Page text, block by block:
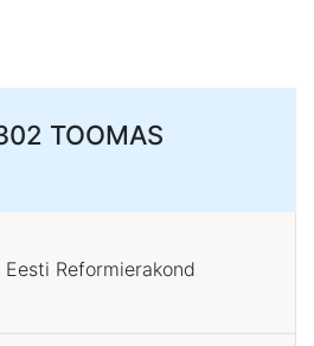
TOOMAS
Eesti Reformierakond